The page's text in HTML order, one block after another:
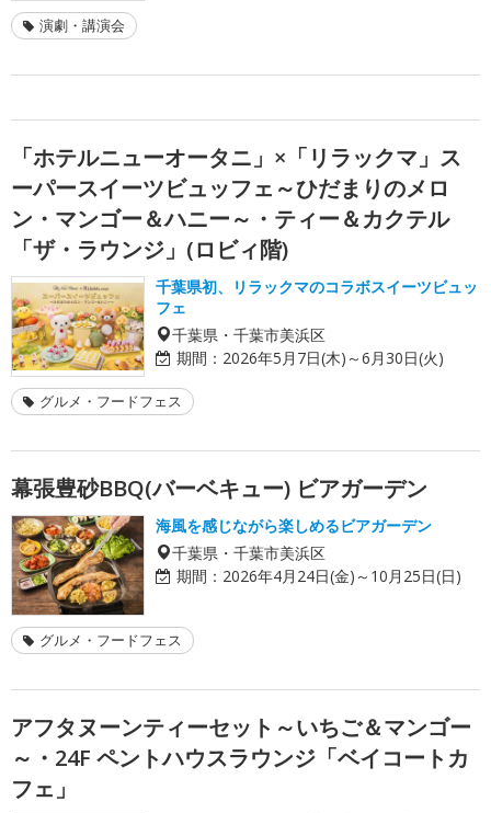
演劇・講演会
「ホテルニューオータニ」×「リラックマ」ス
ーパースイーツビュッフェ～ひだまりのメロ
ン・マンゴー＆ハニー～・ティー＆カクテル
「ザ・ラウンジ」(ロビィ階)
千葉県初、リラックマのコラボスイーツビュッ
フェ
千葉県・千葉市美浜区
期間： 2026年5月7日(木)～6月30日(火)
グルメ・フードフェス
幕張豊砂BBQ(バーベキュー) ビアガーデン
海風を感じながら楽しめるビアガーデン
千葉県・千葉市美浜区
期間： 2026年4月24日(金)～10月25日(日)
グルメ・フードフェス
アフタヌーンティーセット～いちご＆マンゴー
～・24F ペントハウスラウンジ「ベイコートカ
フェ」